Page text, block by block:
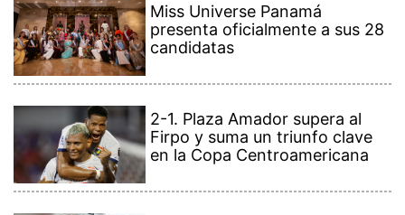
Miss Universe Panamá
presenta oficialmente a sus 28
candidatas
2-1. Plaza Amador supera al
Firpo y suma un triunfo clave
en la Copa Centroamericana